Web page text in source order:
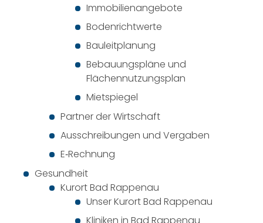
Immobilienangebote
Bodenrichtwerte
Bauleitplanung
Bebauungspläne und
Flächennutzungsplan
Mietspiegel
Partner der Wirtschaft
Ausschreibungen und Vergaben
E‐Rechnung
Gesundheit
Kurort Bad Rappenau
Unser Kurort Bad Rappenau